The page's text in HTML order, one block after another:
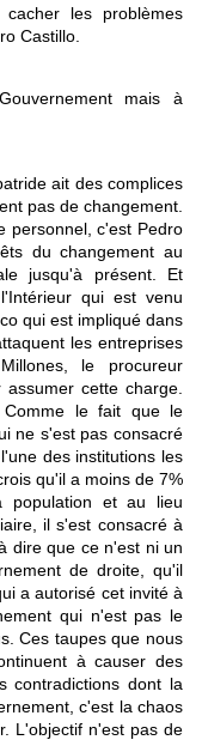
les problèmes
Castillo.
mais à
ait des complices
pas de changement.
personnel, c'est Pedro
du changement au
jusqu'à présent. Et
qui est venu
qui est impliqué dans
les entreprises
le procureur
cette charge.
Comme le fait que le
ne s'est pas consacré
des institutions les
qu'il a moins de 7%
population et au lieu
il s'est consacré à
dire que ce n'est ni un
de droite, qu'il
a autorisé cet invité à
qui n'est pas le
Ces taupes que nous
à causer des
contradictions dont la
c'est la chaos
L'objectif n'est pas de